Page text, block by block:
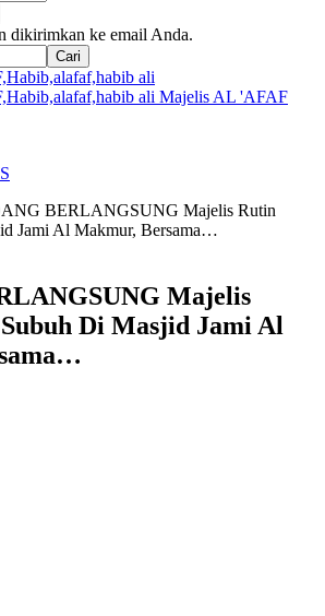
dikirimkan ke email Anda.
Majelis AL 'AFAF
BERLANGSUNG Majelis Rutin
Jami Al Makmur, Bersama…
Majelis
Di Masjid Jami Al